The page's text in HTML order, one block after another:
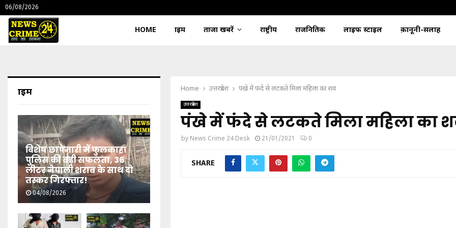
06/08/2026
HOME क्राइम ताजा खबरें राष्ट्रीय राजनितिक लाइफ स्टाइल क़ानूनी-सलाह
Home उत्तरप्रदेश पंखे में फंदे से लटकते मिला महिला का शव
उत्तरप्रदेश
पंखे में फंदे से लटकते मिला महिला का
by News Crime 24 Desk 21/01/2021 0
SHARE
क्राइम
विशेष छापेमारी में फुलकाहा
पुलिस की बड़ी सफलता, 36
लीटर नेपाली शराब के साथ दो
तस्कर गिरफ्तार!
04/08/2026